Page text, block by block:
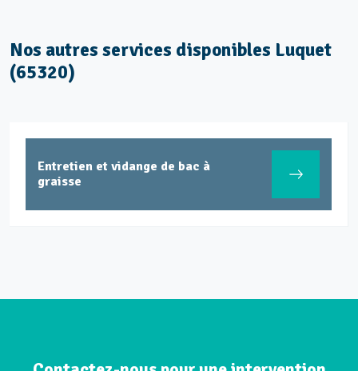
Nos autres services disponibles Luquet
(65320)
Entretien et vidange de bac à
graisse